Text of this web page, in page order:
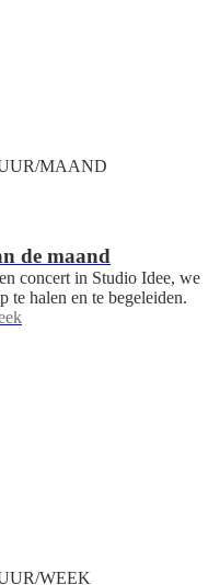
MAAND
de maand
concert in Studio Idee, we
te halen en te begeleiden.
WEEK